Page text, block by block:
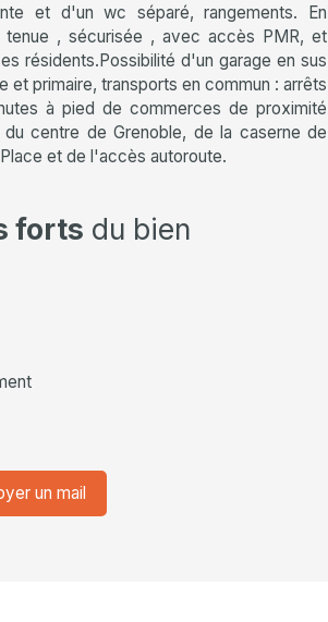
et d'un wc séparé, rangements. En
tenue , sécurisée , avec accès PMR, et
résidents.Possibilité d'un garage en sus
et primaire, transports en commun : arrêts
à pied de commerces de proximité
centre de Grenoble, de la caserne de
et de l'accès autoroute.
forts du bien
un mail